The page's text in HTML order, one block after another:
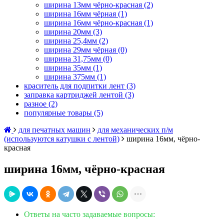
ширина 13мм чёрно-красная (2)
ширина 16мм чёрная (1)
ширина 16мм чёрно-красная (1)
ширина 20мм (3)
ширина 25,4мм (2)
ширина 29мм чёрная (0)
ширина 31,75мм (0)
ширина 35мм (1)
ширина 375мм (1)
краситель для подпитки лент (3)
заправка картриджей лентой (3)
разное (2)
популярные товары (5)
для печатных машин
для механических п/м
(используются катушки с лентой)
ширина 16мм, чёрно-
красная
ширина 16мм, чёрно-красная
Ответы на часто задаваемые вопросы: